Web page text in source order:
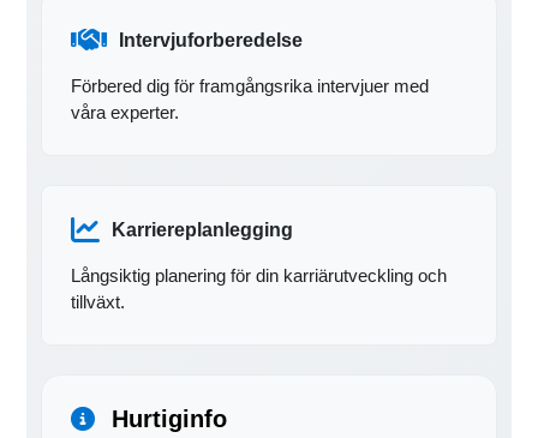
Intervjuforberedelse
Förbered dig för framgångsrika intervjuer med
våra experter.
Karriereplanlegging
Långsiktig planering för din karriärutveckling och
tillväxt.
Hurtiginfo